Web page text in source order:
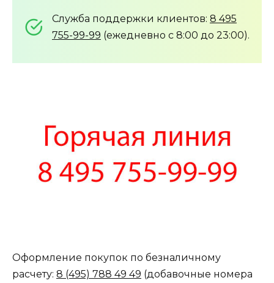
Служба поддержки клиентов: 8 495
755-99-99 (ежедневно с 8:00 до 23:00).
Оформление покупок по безналичному
расчету: 8 (495) 788 49 49 (добавочные номера